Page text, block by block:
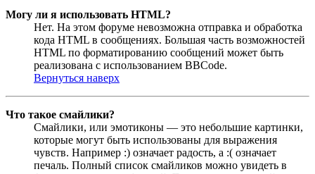
Могу ли я использовать HTML?
Нет. На этом форуме невозможна отправка и обработка
кода HTML в сообщениях. Большая часть возможностей
HTML по форматированию сообщений может быть
реализована с использованием BBCode.
Вернуться наверх
Что такое смайлики?
Смайлики, или эмотиконы — это небольшие картинки,
которые могут быть использованы для выражения
чувств. Например :) означает радость, а :( означает
печаль. Полный список смайликов можно увидеть в